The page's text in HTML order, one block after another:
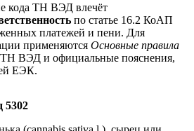
кода ТН ВЭД влечёт
по статье 16.2 КоАП
платежей и пени. Для
применяются Основные правила
ТН ВЭД и официальные пояснения,
ЕЭК.
5302